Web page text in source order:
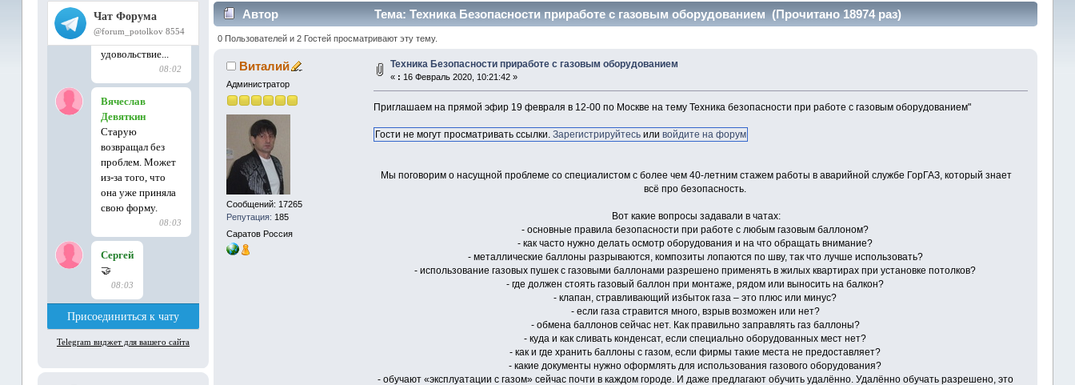
Автор Тема: Техника Безопасности приработе с газовым оборудованием (Прочитано 18974 раз)
0 Пользователей и 2 Гостей просматривают эту тему.
Виталий
Администратор
Сообщений: 17265
Репутация: 185
Саратов Россия
Техника Безопасности приработе с газовым оборудованием
« : 16 Февраль 2020, 10:21:42 »
Приглашаем на прямой эфир 19 февраля в 12-00 по Москве на тему Техника безопасности при работе с газовым оборудованием"
Гости не могут просматривать ссылки. Зарегистрируйтесьили войдите на форум
Мы поговорим о насущной проблеме со специалистом с более чем 40-летним стажем работы в аварийной службе ГорГАЗ, который знает
всё про безопасность.
Вот какие вопросы задавали в чатах:
- основные правила безопасности при работе с любым газовым баллоном?
- как часто нужно делать осмотр оборудования и на что обращать внимание?
- металлические баллоны разрываются, композиты лопаются по шву, так что лучше использовать?
- использование газовых пушек с газовыми баллонами разрешено применять в жилых квартирах при установке потолков?
- где должен стоять газовый баллон при монтаже, рядом или выносить на балкон?
- клапан, стравливающий избыток газа – это плюс или минус?
- если газа стравится много, взрыв возможен или нет?
- обмена баллонов сейчас нет. Как правильно заправлять газ баллоны?
- куда и как сливать конденсат, если специально оборудованных мест нет?
- как и где хранить баллоны с газом, если фирмы такие места не предоставляет?
- какие документы нужно оформлять для использования газового оборудования?
- обучают «эксплуатации с газом» сейчас почти в каждом городе. И даже предлагают обучить удалённо. Удалённо обучать разрешено, это